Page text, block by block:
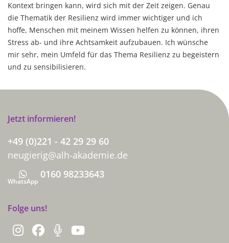
Kontext bringen kann, wird sich mit der Zeit zeigen. Genau
die Thematik der Resilienz wird immer wichtiger und ich
hoffe, Menschen mit meinem Wissen helfen zu können, ihren
Stress ab- und ihre Achtsamkeit aufzubauen. Ich wünsche
mir sehr, mein Umfeld für das Thema Resilienz zu begeistern
und zu sensibilisieren.
Jetzt informieren!
+49 (0)221 - 42 29 29 60
neugierig@alh-akademie.de
Whatsapp
WhatsApp
0160 98233643
Folge uns!